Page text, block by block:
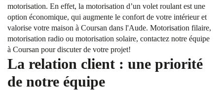
motorisation. En effet, la motorisation d’un volet roulant est une
option économique, qui augmente le confort de votre intérieur et
valorise votre maison à Coursan dans l'Aude. Motorisation filaire,
motorisation radio ou motorisation solaire, contactez notre équipe
à Coursan pour discuter de votre projet!
La relation client : une priorité
de notre équipe